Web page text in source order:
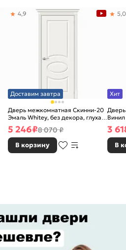
Доставим завтра
Дверь межкомнатная Скинни-20
Эмаль Whitey, без декора, глухая,
без стекла, без кромки, скиновая
4,9
5 246₽8 070 ₽
В корзину
Хит
Винил
5,0
3
В